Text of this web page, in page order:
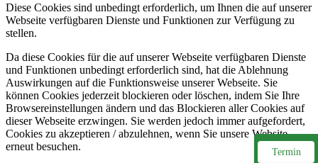
Diese Cookies sind unbedingt erforderlich, um Ihnen die auf unserer
Webseite verfügbaren Dienste und Funktionen zur Verfügung zu
stellen.
Da diese Cookies für die auf unserer Webseite verfügbaren Dienste
und Funktionen unbedingt erforderlich sind, hat die Ablehnung
Auswirkungen auf die Funktionsweise unserer Webseite. Sie
können Cookies jederzeit blockieren oder löschen, indem Sie Ihre
Browsereinstellungen ändern und das Blockieren aller Cookies auf
dieser Webseite erzwingen. Sie werden jedoch immer aufgefordert,
Cookies zu akzeptieren / abzulehnen, wenn Sie unsere Website
erneut besuchen.
Termin